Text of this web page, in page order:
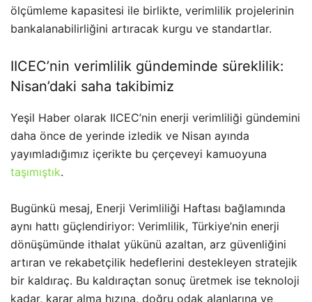
ölçümleme kapasitesi ile birlikte, verimlilik projelerinin
bankalanabilirliğini artıracak kurgu ve standartlar.
IICEC’nin verimlilik gündeminde süreklilik:
Nisan’daki saha takibimiz
Yeşil Haber olarak IICEC’nin enerji verimliliği gündemini
daha önce de yerinde izledik ve Nisan ayında
yayımladığımız içerikte bu çerçeveyi kamuoyuna
taşımıştık.
Bugünkü mesaj, Enerji Verimliliği Haftası bağlamında
aynı hattı güçlendiriyor: Verimlilik, Türkiye’nin enerji
dönüşümünde ithalat yükünü azaltan, arz güvenliğini
artıran ve rekabetçilik hedeflerini destekleyen stratejik
bir kaldıraç. Bu kaldıraçtan sonuç üretmek ise teknoloji
kadar, karar alma hızına, doğru odak alanlarına ve